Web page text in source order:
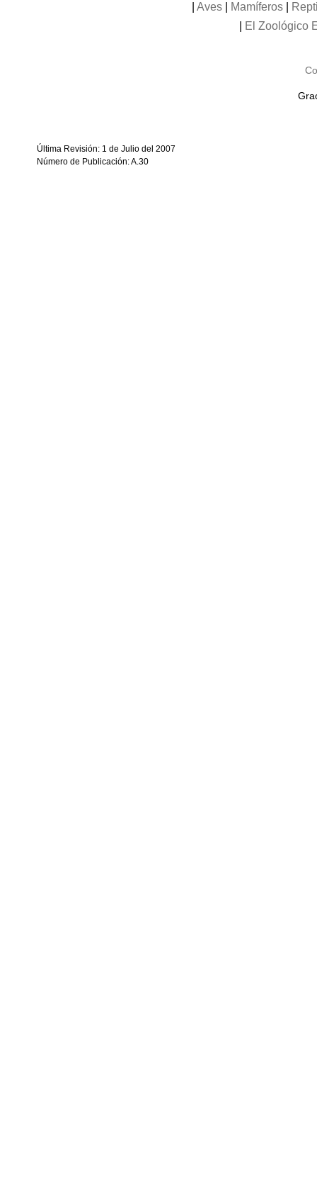
Aves| Mamíferos|
El Zoológico
Última Revisión: 1 de Julio del 2007
Número de Publicación: A.30